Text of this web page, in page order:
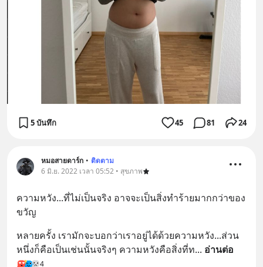
5 บันทึก 45 81 24
หมอสายดาร์ก • ติดตาม
6 มิ.ย. 2022 เวลา 05:52 • สุขภาพ
ความหวัง...ที่ไม่เป็นจริง อาจจะเป็นสิ่งทำร้ายมากกว่าของ
ขวัญ
หลายครั้ง เรามักจะบอกว่าเราอยู่ได้ด้วยความหวัง...ส่วน
หนึ่งก็คือเป็นเช่นนั้นจริงๆ ความหวังคือสิ่งที่ท... อ่านต่อ
4